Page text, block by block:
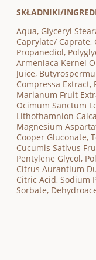
SKŁADNIKI/
Aqua, Glyceryl
Caprylate/
Propanediol,
Armeniaca Kernel
Juice,
Compressa Extract,
Marianum Fruit
Ocimum Sanctum
Lithothamnion
Magnesium
Cooper Gluconate,
Cucumis Sativus
Pentylene Glycol,
Citrus Aurantium
Citric Acid, Sodium
Sorbate,